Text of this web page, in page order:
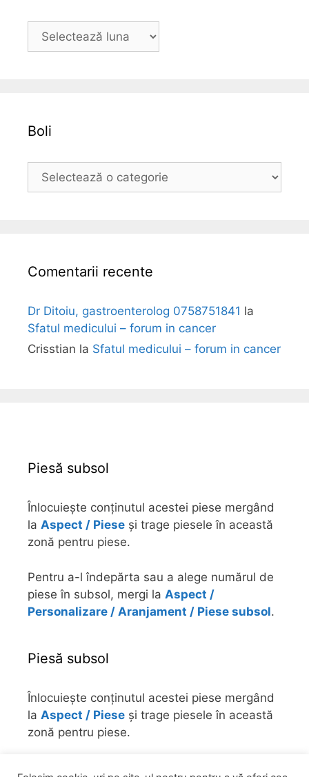
Boli
Comentarii recente
Dr Ditoiu, gastroenterolog 0758751841 la
Sfatul medicului – forum in cancer
Crisstian la Sfatul medicului – forum in cancer
Piesă subsol
Înlocuiește conținutul acestei piese mergând
la Aspect / Piese și trage piesele în această
zonă pentru piese.
Pentru a-l îndepărta sau a alege numărul de
piese în subsol, mergi la Aspect /
Personalizare / Aranjament / Piese subsol.
Piesă subsol
Înlocuiește conținutul acestei piese mergând
la Aspect / Piese și trage piesele în această
zonă pentru piese.